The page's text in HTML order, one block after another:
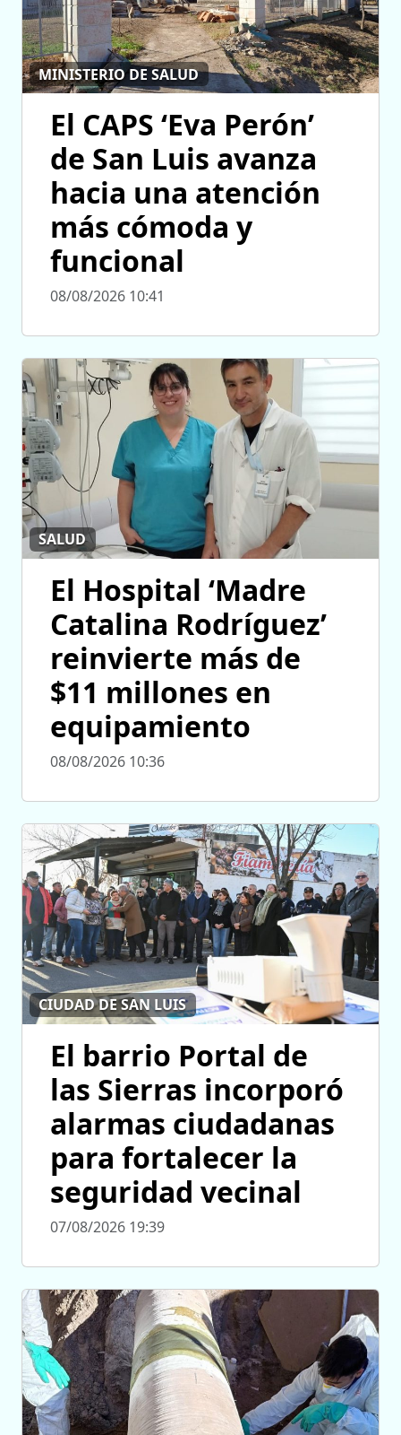
MINISTERIO DE SALUD
El CAPS ‘Eva Perón’
de San Luis avanza
hacia una atención
más cómoda y
funcional
08/08/2026 10:41
SALUD
El Hospital ‘Madre
Catalina Rodríguez’
reinvierte más de
$11 millones en
equipamiento
08/08/2026 10:36
CIUDAD DE SAN LUIS
El barrio Portal de
las Sierras incorporó
alarmas ciudadanas
para fortalecer la
seguridad vecinal
07/08/2026 19:39